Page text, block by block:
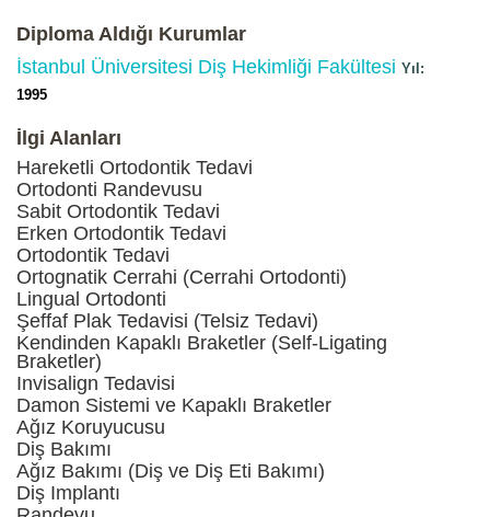
Diploma Aldığı Kurumlar
İstanbul Üniversitesi Diş Hekimliği Fakültesi
1995
İlgi Alanları
Hareketli Ortodontik Tedavi
Ortodonti Randevusu
Sabit Ortodontik Tedavi
Erken Ortodontik Tedavi
Ortodontik Tedavi
Ortognatik Cerrahi (Cerrahi Ortodonti)
Lingual Ortodonti
Şeffaf Plak Tedavisi (Telsiz Tedavi)
Kendinden Kapaklı Braketler (Self-Ligating
Braketler)
Invisalign Tedavisi
Damon Sistemi ve Kapaklı Braketler
Ağız Koruyucusu
Diş Bakımı
Ağız Bakımı (Diş ve Diş Eti Bakımı)
Diş Implantı